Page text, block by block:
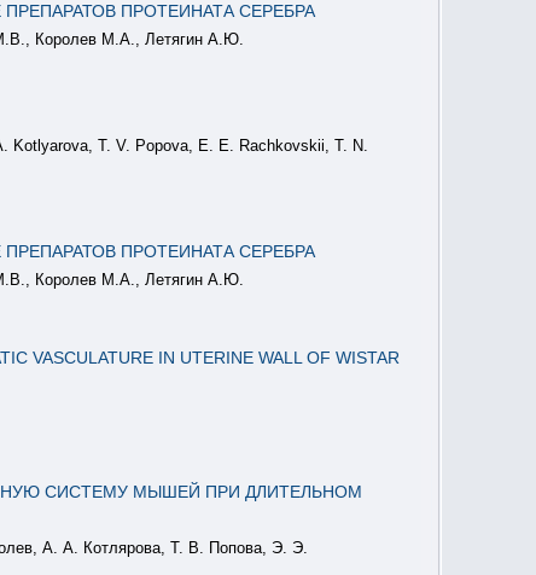
ПРОТЕИНАТА СЕРЕБРА
Королев М.А., Летягин А.Ю.
Kotlyarova, T. V. Popova, E. E. Rachkovskii, T. N.
ПРОТЕИНАТА СЕРЕБРА
Королев М.А., Летягин А.Ю.
VASCULATURE IN UTERINE WALL OF WISTAR
СИСТЕМУ МЫШЕЙ ПРИ ДЛИТЕЛЬНОМ
А. А. Котлярова, Т. В. Попова, Э. Э.